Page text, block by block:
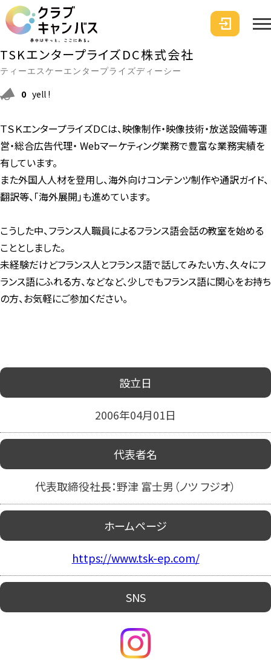
TSKエンタープライズDC株式会社
ティーエスケーエンタープライズディーシー
0 yell !
ＴＳＫエンタープライズＤＣは、映像制作・映像技術・放送設備等運
営・総合広告代理・ Webマーケティング業務で豊富な業務実績を
有しています。
また外国人人材を登用し、海外向けコンテンツ制作や通訳ガイド、
翻訳等、「海外展開」も進めています。
こうした中、フランス人職員によるフランス語会話の教室を始める
こととしました。
未経験だけどフランス人とフランス語で話してみたい方、久々にフ
ランス語にふれる方、などなど、少しでもフランス語に関心をお持ち
の方、お気軽にご参加ください。
設立日
2006年04月01日
代表者名
代表取締役社長：野津 富士男（ノツ フジオ）
ホームページ
https://www.tsk-ep.com/
SNS